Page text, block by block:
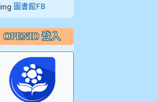
圖書館FB
OPENID 登入